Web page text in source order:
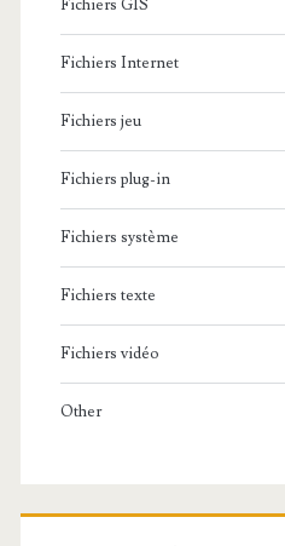
Fichiers GIS
Fichiers Internet
Fichiers jeu
Fichiers plug-in
Fichiers système
Fichiers texte
Fichiers vidéo
Other